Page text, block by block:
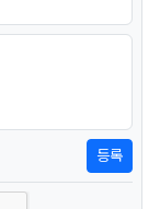
등록